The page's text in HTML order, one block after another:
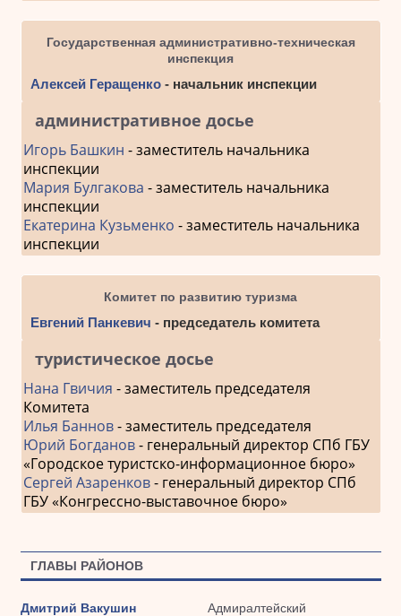
Государственная административно-техническая
инспекция
Алексей Геращенко- начальник инспекции
административное досье
Игорь Башкин - заместитель начальника
инспекции
Мария Булгакова - заместитель начальника
инспекции
Екатерина Кузьменко - заместитель начальника
инспекции
Комитет по развитию туризма
Евгений Панкевич - председатель комитета
туристическое досье
Нана Гвичия - заместитель председателя
Комитета
Илья Баннов- заместитель председателя
Юрий Богданов- генеральный директор СПб ГБУ
«Городское туристско-информационное бюро»
Сергей Азаренков- генеральный директор СПб
ГБУ «Конгрессно-выставочное бюро»
ГЛАВЫ РАЙОНОВ
Дмитрий Вакушин Адмиралтейский